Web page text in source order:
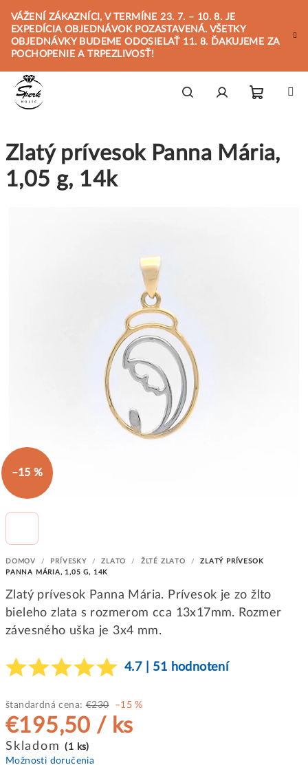
obsah
VÁŽENÍ ZÁKAZNÍCI, V TERMÍNE 23. 7. – 10. 8. JE
EXPEDÍCIA OBJEDNÁVOK POZASTAVENÁ. VŠETKY
OBJEDNÁVKY BUDEME ODOSIELAŤ 11. 8. ĎAKUJEME ZA
POCHOPENIE A TRPEZLIVOSŤ!
košík
DOMOV / PRÍVESKY / ZLATO / ŽLTÉ ZLATO /
ZLATÝ PRÍVESOK
PANNA MÁRIA, 1,05 G, 14K
Zlatý prívesok Panna Mária. Prívesok je zo žlto
bieleho zlata s rozmerom cca 13x17mm. Rozmer
závesného uška je 3x4 mm.
4.7 | 51 hodnotení
štandardná cena: €230 –15 %
€195,50 / ks
Jednotková
cena:
Skladom(1 ks)
Možnosti doručenia
Zlatý prívesok Panna Mária,
1,05 g, 14k
–15 %